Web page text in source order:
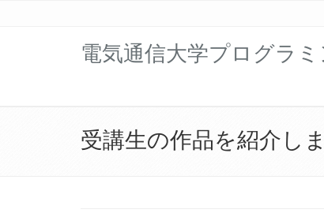
電気通信大学プログラ
受講生の作品を紹介し